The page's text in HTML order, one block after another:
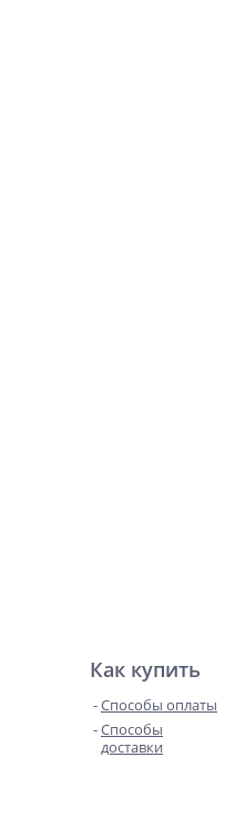
Как купить
Способы оплаты
Способы
доставки